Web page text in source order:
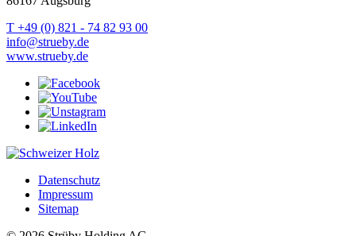
T +49 (0) 821 - 74 82 93 00
info@strueby.de
www.strueby.de
Datenschutz
Impressum
Sitemap